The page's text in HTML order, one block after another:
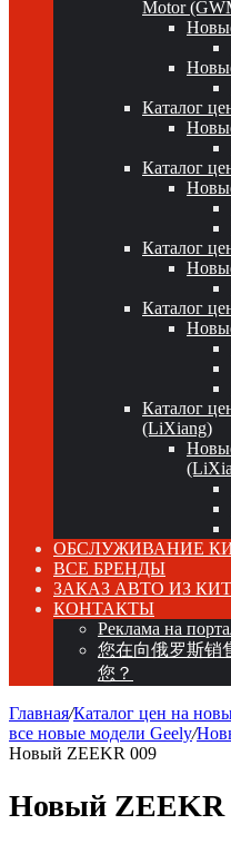
Motor
Каталог
Каталог
Каталог
Каталог
Каталог
(LiXiang)
ОБСЛУЖИВАНИЕ
ВСЕ БРЕНДЫ
ЗАКАЗ АВТО ИЗ
КОНТАКТЫ
Реклама на
您在向俄罗斯销
您？
Главная/Каталог цен на
все новые модели Geely/
Новый ZEEKR 009
Новый ZEEKR